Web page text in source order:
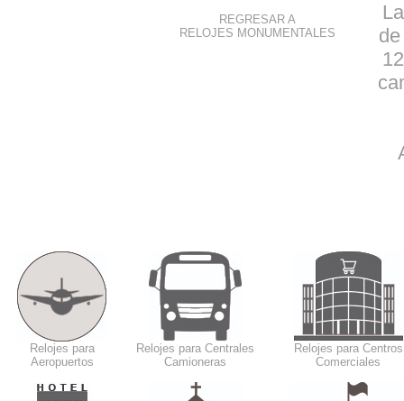
REGRESAR A
RELOJES MONUMENTALES
Relojes para
Aeropuertos
Relojes para Centrales
Camioneras
Relojes para Centros
Comerciales